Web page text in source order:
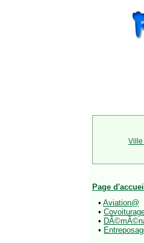
Ville
Page d'accueil
• Aviation@
•
•
•